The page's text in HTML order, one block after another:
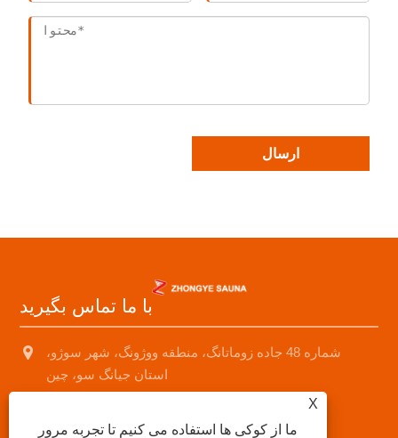
ارسال
با ما تماس بگیرید
شماره 48 جاده زوماتانگ، منطقه ووژونگ، شهر سوژو،
استان جیانگ سو، چین
X
ما از کوکی ها استفاده می کنیم تا تجربه مرور